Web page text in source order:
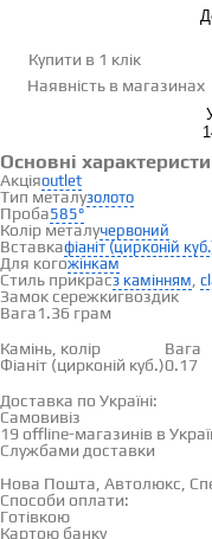
Купити в 1 клік
Наявність в магазинах
Основні
Акціяoutlet
Тип металузолото
Проба585°
Колір металучервоний
Вставкафіаніт (цирконій
Для когожінкам
Стиль прикрасз камінням
Замок сережкигвоздик
Вага1.36 грам
Камінь, колір
Вага
Фіаніт (цирконій куб.)0.17
Доставка і оплата
Доставка по Україні:
Самовивіз
19 offline-магазинів в
Службами доставки
Нова Пошта, Автолюкс,
Способи оплати:
Готівкою
Картою банку